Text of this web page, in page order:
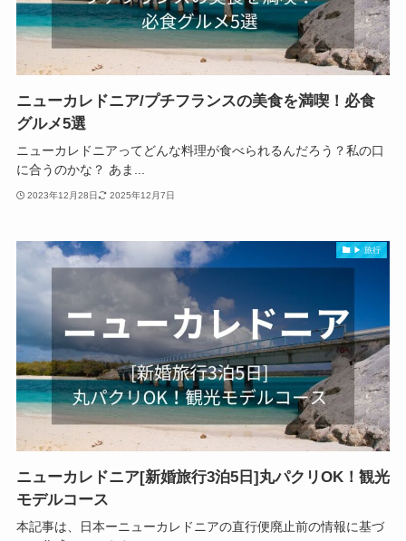
ニューカレドニア/プチフランスの美食を満喫！必食
グルメ5選
ニューカレドニアってどんな料理が食べられるんだろう？私の口
に合うのかな？ あま...
2023年12月28日 2025年12月7日
▶ 旅行
ニューカレドニア[新婚旅行3泊5日]丸パクリOK！観光
モデルコース
本記事は、日本ーニューカレドニアの直行便廃止前の情報に基づ